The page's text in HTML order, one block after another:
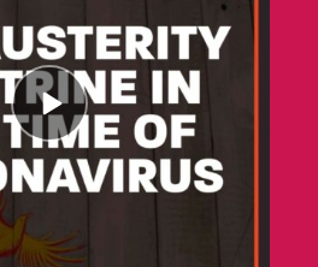
Episode
play
icon